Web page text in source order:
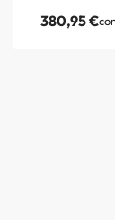
380,95€